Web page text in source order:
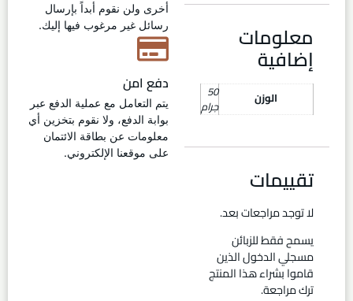
معلومات
إضافية
الوزن 50
جرام
تقييمات
لا توجد مراجعات بعد.
يسمح فقط للزبائن
مسجلي الدخول الذين
قاموا بشراء هذا المنتج
ترك مراجعة.
أخرى ولن نقوم أبداً بإرسال
رسائل غير مرغوب فيها إليك.
دفع امن
يتم التعامل مع عملية الدفع عبر
بوابة الدفع، ولا نقوم بتخزين أي
معلومات عن بطاقة الائتمان
على موقعنا الإلكتروني.